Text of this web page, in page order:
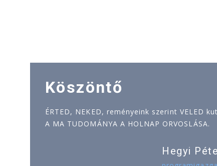
Köszöntő
ÉRTED, NEKED, reményeink szerint VELED
A MA TUDOMÁNYA A HOLNAP ORVOSLÁSA.
Hegyi